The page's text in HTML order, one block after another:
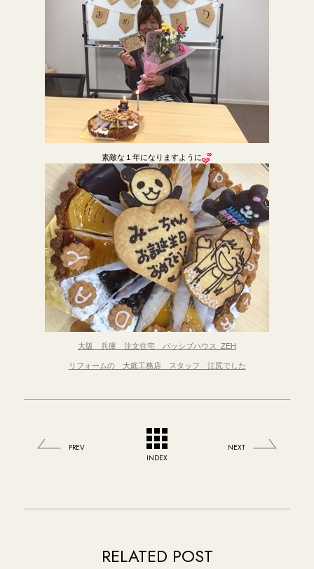
素敵な１年になりますように
大阪 兵庫 注文住宅 パッシブハウス ZEH
リフォームの 大庭工務店 スタッフ 江尻でした
PREV
INDEX
NEXT
RELATED POST